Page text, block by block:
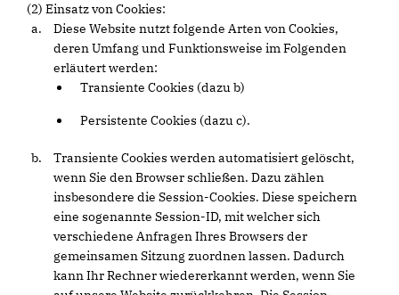
(2) Einsatz von Cookies:
Diese Website nutzt folgende Arten von Cookies,
deren Umfang und Funktionsweise im Folgenden
erläutert werden:
Transiente Cookies (dazu b)
Persistente Cookies (dazu c).
Transiente Cookies werden automatisiert gelöscht,
wenn Sie den Browser schließen. Dazu zählen
insbesondere die Session-Cookies. Diese speichern
eine sogenannte Session-ID, mit welcher sich
verschiedene Anfragen Ihres Browsers der
gemeinsamen Sitzung zuordnen lassen. Dadurch
kann Ihr Rechner wiedererkannt werden, wenn Sie